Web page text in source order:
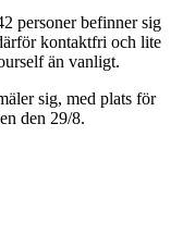
personer befinner sig
kontaktfri och lite
än vanligt.
sig, med plats för
den 29/8.